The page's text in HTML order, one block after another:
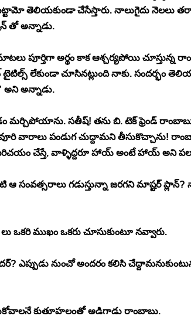
తెలియకుండా చేసేస్తారు. నాలుగైదు నెలలు
తో అన్నాడు.
పూర్తిగా అర్థం కాక ఆశ్చర్యపోయి చూస్తున్న
లేకుండా చూసినట్లుంది నాకు. సందర్భం
అని అన్నాడు.
సతీష్! తను బి. టెక్ ఫ్రెండ్ రాంబాబు.
వారాలు పండుగ చుద్దామని తీసుకొచ్చాను!
చేస్తే, వాళ్ళిద్దరూ హాయ్ అంటే హాయ్ అని
ఆ సంవత్సరాలు గడుస్తున్నా జరగని మాష్టర్
ఒకరి ముఖం ఒకరు చూసుకుంటూ నవ్వారు.
ఎప్పుడు నుంచో అందరం కలిసి
కుతూహలంతో అడిగాడు రాంబాబు.